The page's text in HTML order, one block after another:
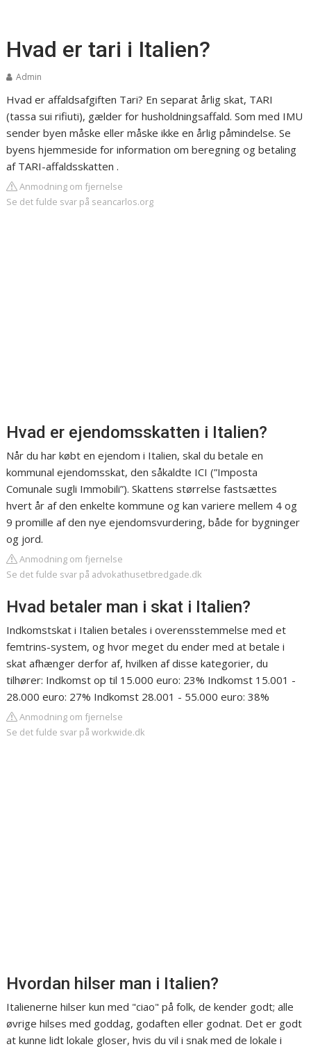
Hvad er tari i Italien?
Admin
Hvad er affaldsafgiften Tari? En separat årlig skat, TARI
(tassa sui rifiuti), gælder for husholdningsaffald. Som med IMU
sender byen måske eller måske ikke en årlig påmindelse. Se
byens hjemmeside for information om beregning og betaling
af TARI-affaldsskatten .
Anmodning om fjernelse
Se det fulde svar på seancarlos.org
Hvad er ejendomsskatten i Italien?
Når du har købt en ejendom i Italien, skal du betale en
kommunal ejendomsskat, den såkaldte ICI (”Imposta
Comunale sugli Immobili”). Skattens størrelse fastsættes
hvert år af den enkelte kommune og kan variere mellem 4 og
9 promille af den nye ejendomsvurdering, både for bygninger
og jord.
Anmodning om fjernelse
Se det fulde svar på advokathusetbredgade.dk
Hvad betaler man i skat i Italien?
Indkomstskat i Italien betales i overensstemmelse med et
femtrins-system, og hvor meget du ender med at betale i
skat afhænger derfor af, hvilken af disse kategorier, du
tilhører: Indkomst op til 15.000 euro: 23% Indkomst 15.001 -
28.000 euro: 27% Indkomst 28.001 - 55.000 euro: 38%
Anmodning om fjernelse
Se det fulde svar på workwide.dk
Hvordan hilser man i Italien?
Italienerne hilser kun med "ciao" på folk, de kender godt; alle
øvrige hilses med goddag, godaften eller godnat. Det er godt
at kunne lidt lokale gloser, hvis du vil i snak med de lokale i